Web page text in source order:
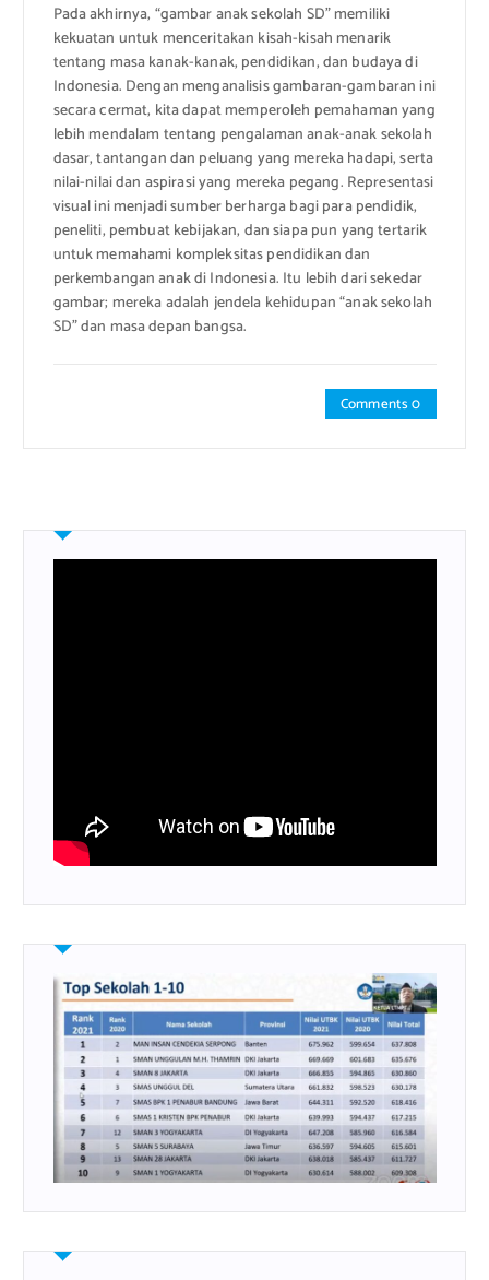
Pada akhirnya, “gambar anak sekolah SD” memiliki
kekuatan untuk menceritakan kisah-kisah menarik
tentang masa kanak-kanak, pendidikan, dan budaya di
Indonesia. Dengan menganalisis gambaran-gambaran ini
secara cermat, kita dapat memperoleh pemahaman yang
lebih mendalam tentang pengalaman anak-anak sekolah
dasar, tantangan dan peluang yang mereka hadapi, serta
nilai-nilai dan aspirasi yang mereka pegang. Representasi
visual ini menjadi sumber berharga bagi para pendidik,
peneliti, pembuat kebijakan, dan siapa pun yang tertarik
untuk memahami kompleksitas pendidikan dan
perkembangan anak di Indonesia. Itu lebih dari sekedar
gambar; mereka adalah jendela kehidupan “anak sekolah
SD” dan masa depan bangsa.
Comments 0